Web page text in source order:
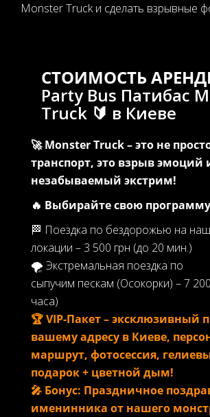
Monster Truck и сделать взрывные
СТОИМОСТЬ
Party Bus Патибас
Truck 🔰 в Киеве
🚀 Monster Truck – это не
транспорт, это взрыв эмоций
незабываемый экстрим!
🔥 Выбирайте свою
🏁 Поездка по бездорожью на
локации – 3 500 грн (до 20 мин.)
🌪 Экстремальная поездка по
сыпучим пескам (Осокорки) – 7
часа)
🏆 VIP-Пакет – эксклюзивный
вашему адресу в Киеве,
маршрут, фотосессия,
подарок + цветной дым!
🎤 Бонус: Праздничное
именинника от нашего